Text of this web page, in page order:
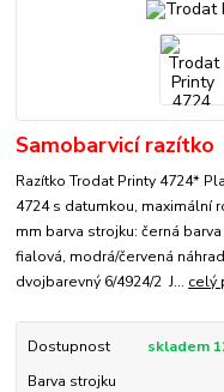
Samobarvicí razítko
Razítko Trodat Printy 4724*
4724 s datumkou, maximální
mm barva strojku: černá
fialová, modrá/červená
dvojbarevný 6/4924/2 J... celý
Dostupnost
skladem
Barva strojku